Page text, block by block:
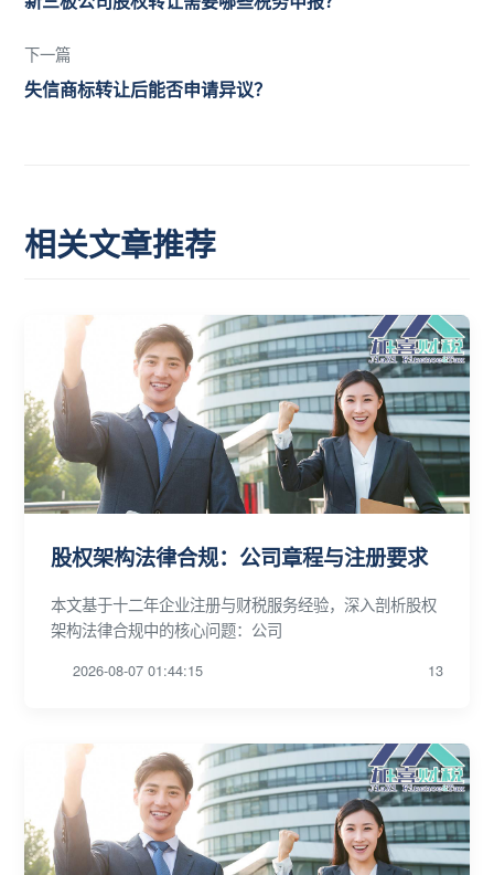
下一篇
失信商标转让后能否申请异议？
相关文章推荐
股权架构法律合规：公司章程与注册要求
本文基于十二年企业注册与财税服务经验，深入剖析股权
架构法律合规中的核心问题：公司
2026-08-07 01:44:15 13